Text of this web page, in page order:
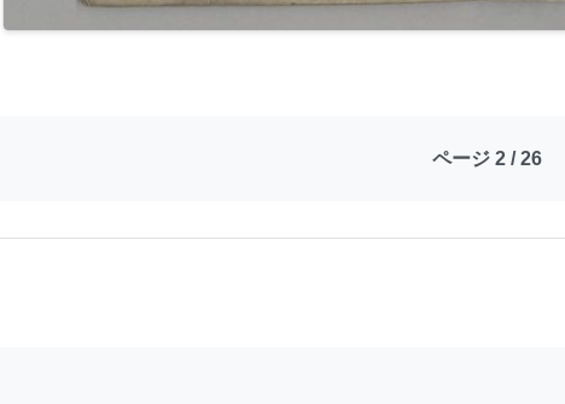
ページ 2 / 26